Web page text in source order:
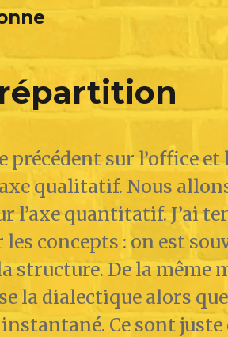
répartition
précédent sur l’office
qualitatif. Nous
l’axe quantitatif. J’ai
concepts : on est
structure. De la même
la dialectique alors que
Ce sont